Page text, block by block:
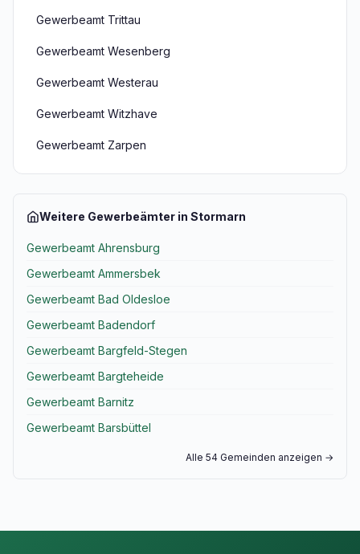
Gewerbeamt Trittau
Gewerbeamt Wesenberg
Gewerbeamt Westerau
Gewerbeamt Witzhave
Gewerbeamt Zarpen
Weitere Gewerbeämter in Stormarn
Gewerbeamt Ahrensburg
Gewerbeamt Ammersbek
Gewerbeamt Bad Oldesloe
Gewerbeamt Badendorf
Gewerbeamt Bargfeld-Stegen
Gewerbeamt Bargteheide
Gewerbeamt Barnitz
Gewerbeamt Barsbüttel
Alle 54 Gemeinden anzeigen →